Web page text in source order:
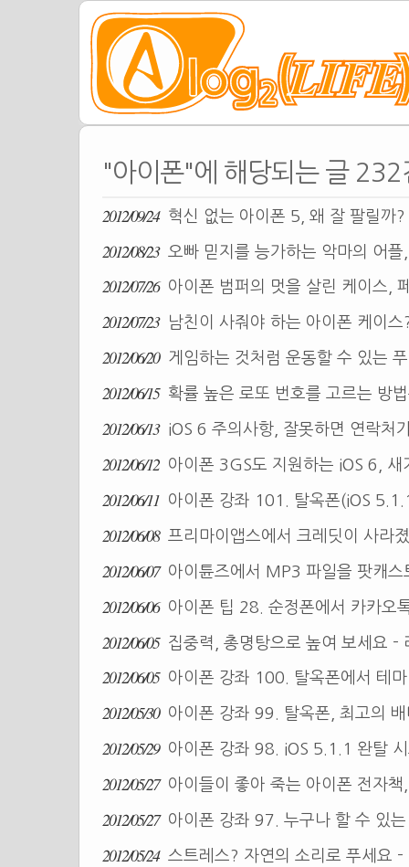
"아이폰"에 해당되는 글 232
2012/09/24 혁신 없는 아이폰 5, 왜 잘 팔릴까?
2012/08/23 오빠 믿지를 능가하는 악마의 어
2012/07/26 아이폰 범퍼의 멋을 살린 케이스,
2012/07/23 남친이 사줘야 하는 아이폰 케이
2012/06/20 게임하는 것처럼 운동할 수 있는
2012/06/15 확률 높은 로또 번호를 고르는 방
2012/06/13 iOS 6 주의사항, 잘못하면 연락처
2012/06/12 아이폰 3GS도 지원하는 iOS 6,
2012/06/11 아이폰 강좌 101. 탈옥폰(iOS
2012/06/08 프리마이앱스에서 크레딧이 사라
2012/06/07 아이튠즈에서 MP3 파일을 팟캐
2012/06/06 아이폰 팁 28. 순정폰에서 카카오
2012/06/05 집중력, 총명탕으로 높여 보세요 -
2012/06/05 아이폰 강좌 100. 탈옥폰에서 테
2012/05/30 아이폰 강좌 99. 탈옥폰, 최고의
2012/05/29 아이폰 강좌 98. iOS 5.1.1 완탈
2012/05/27 아이들이 좋아 죽는 아이폰 전자
2012/05/27 아이폰 강좌 97. 누구나 할 수 있
2012/05/24 스트레스? 자연의 소리로 푸세요